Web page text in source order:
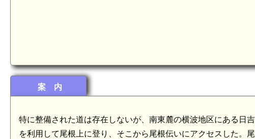
案 内
特に整備された道は存在しないが、南東麓の横波地区にある日
を利用して尾根上に登り、そこから尾根伝いにアクセスした。